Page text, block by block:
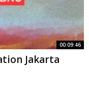
00:09:46
Jakarta